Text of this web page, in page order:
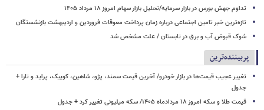
تداوم جهش بورس در بازار سرمایه/تحلیل بازار سهام امروز ۱۸ مرداد ۱۴۰۵
تازه‌ترین خبر تامین اجتماعی درباره زمان پرداخت معوقات فروردین و اردیبهشت بازنشستگان
شوک قبوض آب و برق در تابستان / علت مشخص شد
پربیننده‌ترین
تغییر عجیب قیمت‌ها در بازار خودرو/ آخرین قیمت سمند، پژو، شاهین، کوییک، پراید و تارا +
جدول
قیمت طلا و سکه امروز ۱۸ مردادماه ۱۴۰۵/ سکه میلیونی تغییر کرد + جدول